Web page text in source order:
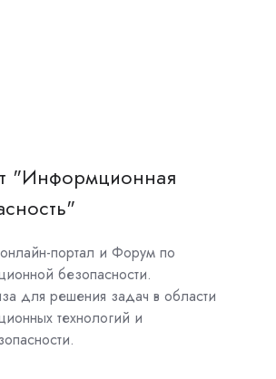
"Информционная
портал и Форум по
безопасности.
для решения задач в области
технологий и